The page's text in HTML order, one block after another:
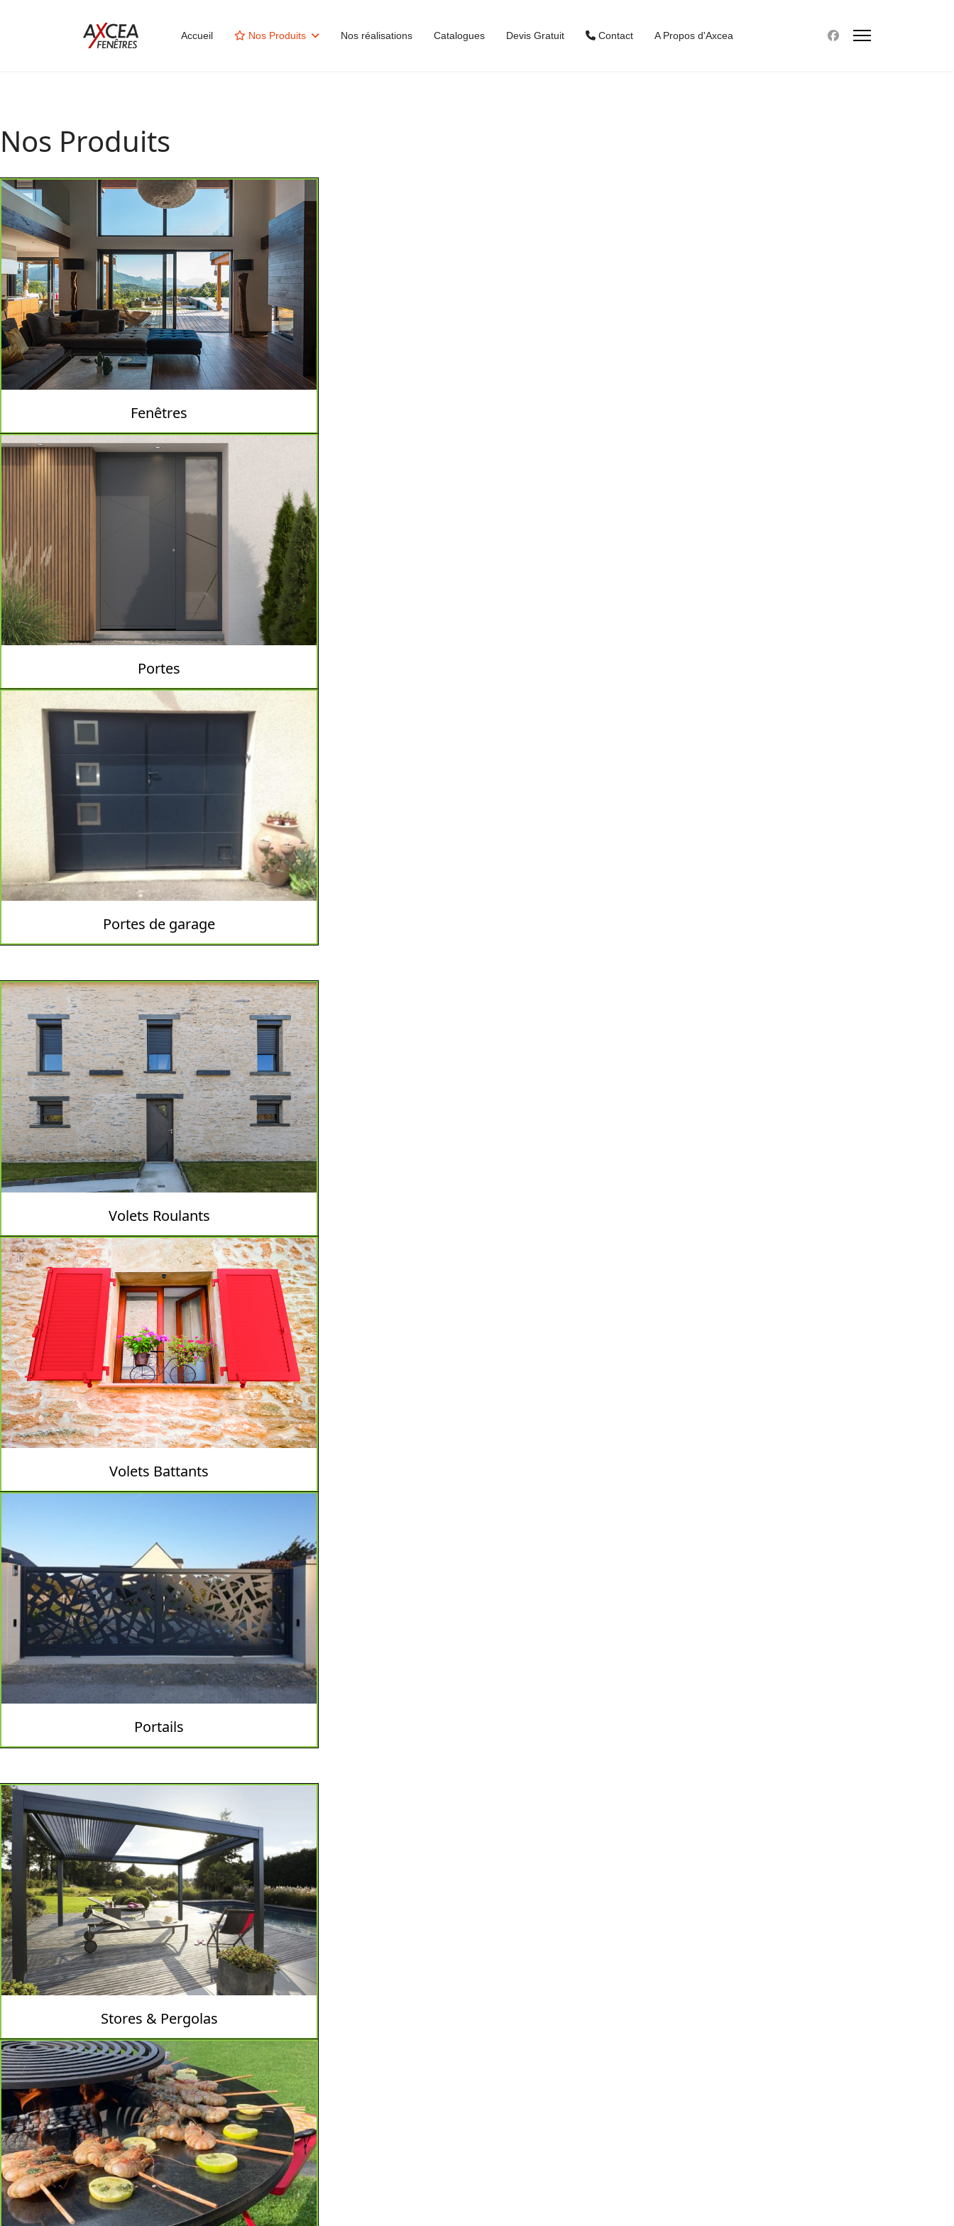
Accueil Nos Produits Nos réalisations Catalogues Devis Gratuit Contact A Propos d'Axcea
Nos Produits
Fenêtres
Portes
Portes de garage
Volets Roulants
Volets Battants
Portails
Stores & Pergolas